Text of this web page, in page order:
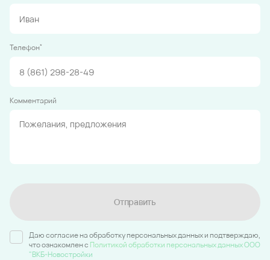
Телефон*
Комментарий
Отправить
Даю согласие на обработку персональных данных и подтверждаю,
что ознакомлен c Политикой обработки персональных данных ООО
"ВКБ-Новостройки